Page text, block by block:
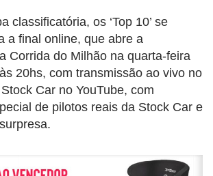
classificatória, os ‘Top 10’ se
a final online, que abre a
Corrida do Milhão na quarta-feira
20hs, com transmissão ao vivo no
Car no YouTube, com
de pilotos reais da Stock Car e